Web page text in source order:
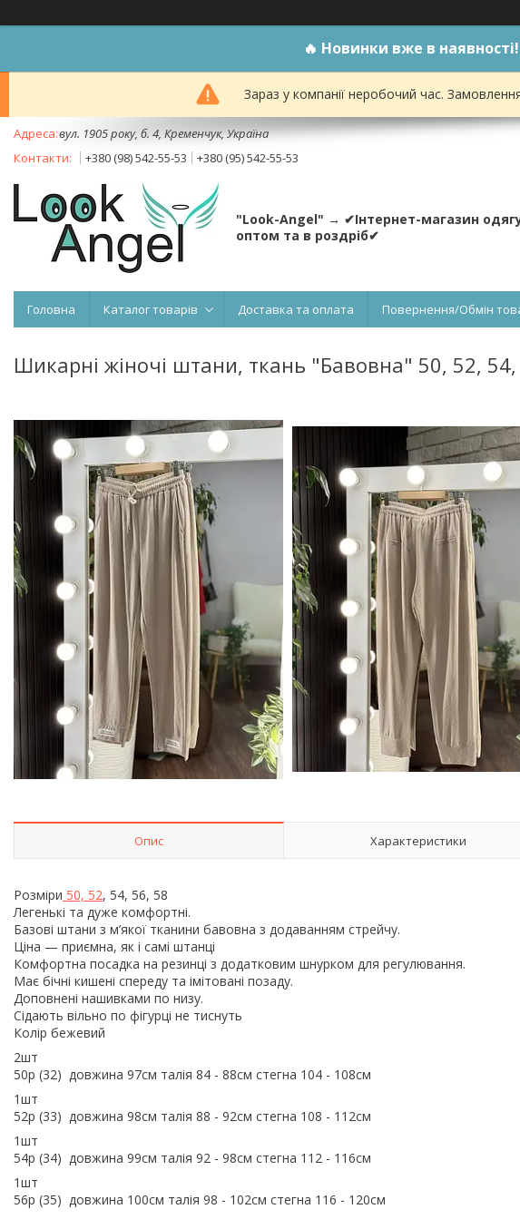
🔥 Новинки вже в
Зараз у компанії неробочий час.
вул. 1905 року, б. 4, Кременчук, Україна
+380 (98) 542-55-53
+380 (95) 542-55-53
"Look-Angel" → ✔Інтернет-магазин
оптом та в роздріб✔
Головна Каталог товарів Доставка та оплата Повернення/Обмін
Шикарні жіночі штани, ткань "Бавовна" 50, 52, 54,
Опис Характеристики
Розміри 50, 52, 54, 56, 58
Легенькі та дуже комфортні.
Базові штани з м’якої тканини бавовна з додаванням стрейчу.
Ціна — приємна, як і самі штанці
Комфортна посадка на резинці з додатковим шнурком для регулювання.
Має бічні кишені спереду та імітовані позаду.
Доповнені нашивками по низу.
Сідають вільно по фігурці не тиснуть
Колір бежевий
2шт
50р (32) довжина 97см талія 84 - 88см стегна 104 - 108см
1шт
52р (33) довжина 98см талія 88 - 92см стегна 108 - 112см
1шт
54р (34) довжина 99см талія 92 - 98см стегна 112 - 116см
1шт
56р (35) довжина 100см талія 98 - 102см стегна 116 - 120см